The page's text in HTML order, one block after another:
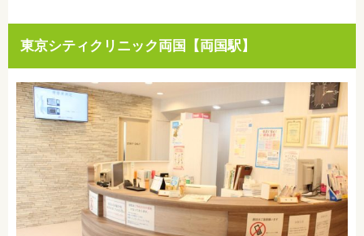
東京シティクリニック両国【両国駅】